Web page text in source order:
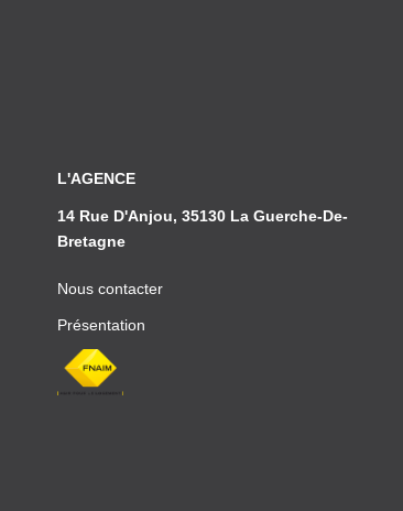
L'AGENCE
14 Rue D'Anjou, 35130 La Guerche-De-
Bretagne
Nous contacter
Présentation